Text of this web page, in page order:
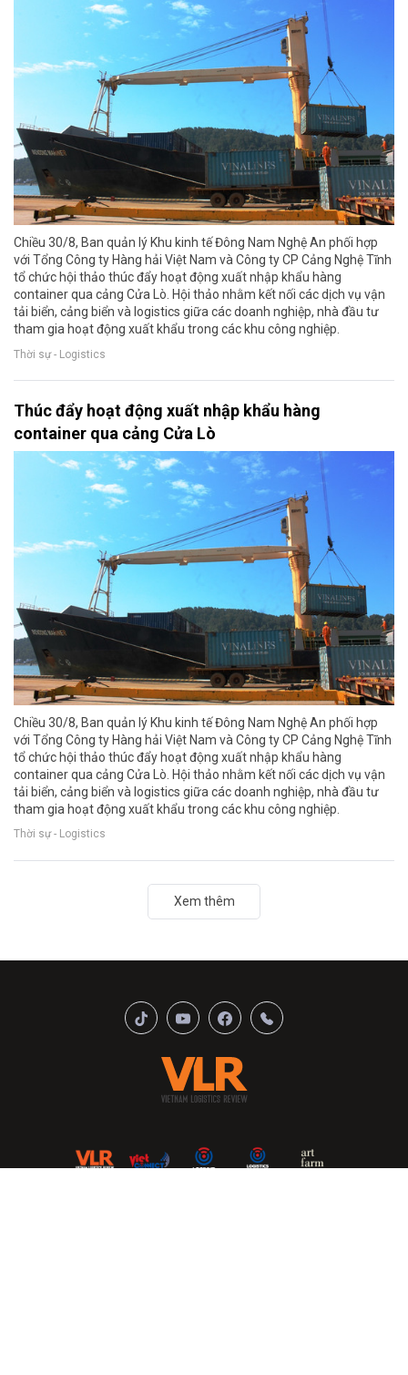
Chiều 30/8, Ban quản lý Khu kinh tế Đông Nam Nghệ An phối hợp
với Tổng Công ty Hàng hải Việt Nam và Công ty CP Cảng Nghệ Tĩnh
tổ chức hội thảo thúc đẩy hoạt động xuất nhập khẩu hàng
container qua cảng Cửa Lò. Hội thảo nhằm kết nối các dịch vụ vận
tải biển, cảng biển và logistics giữa các doanh nghiệp, nhà đầu tư
tham gia hoạt động xuất khẩu trong các khu công nghiệp.
Thời sự - Logistics
Thúc đẩy hoạt động xuất nhập khẩu hàng
container qua cảng Cửa Lò
Chiều 30/8, Ban quản lý Khu kinh tế Đông Nam Nghệ An phối hợp
với Tổng Công ty Hàng hải Việt Nam và Công ty CP Cảng Nghệ Tĩnh
tổ chức hội thảo thúc đẩy hoạt động xuất nhập khẩu hàng
container qua cảng Cửa Lò. Hội thảo nhằm kết nối các dịch vụ vận
tải biển, cảng biển và logistics giữa các doanh nghiệp, nhà đầu tư
tham gia hoạt động xuất khẩu trong các khu công nghiệp.
Thời sự - Logistics
Xem thêm